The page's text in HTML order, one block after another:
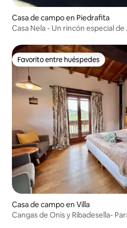
Casa de campo en Piedrafita
Casa Nela - Un rincón especial
Favorito entre huéspedes
Favorito entre huéspedes
Casa de campo en Villa
Cangas de Onis y Ribadesella-